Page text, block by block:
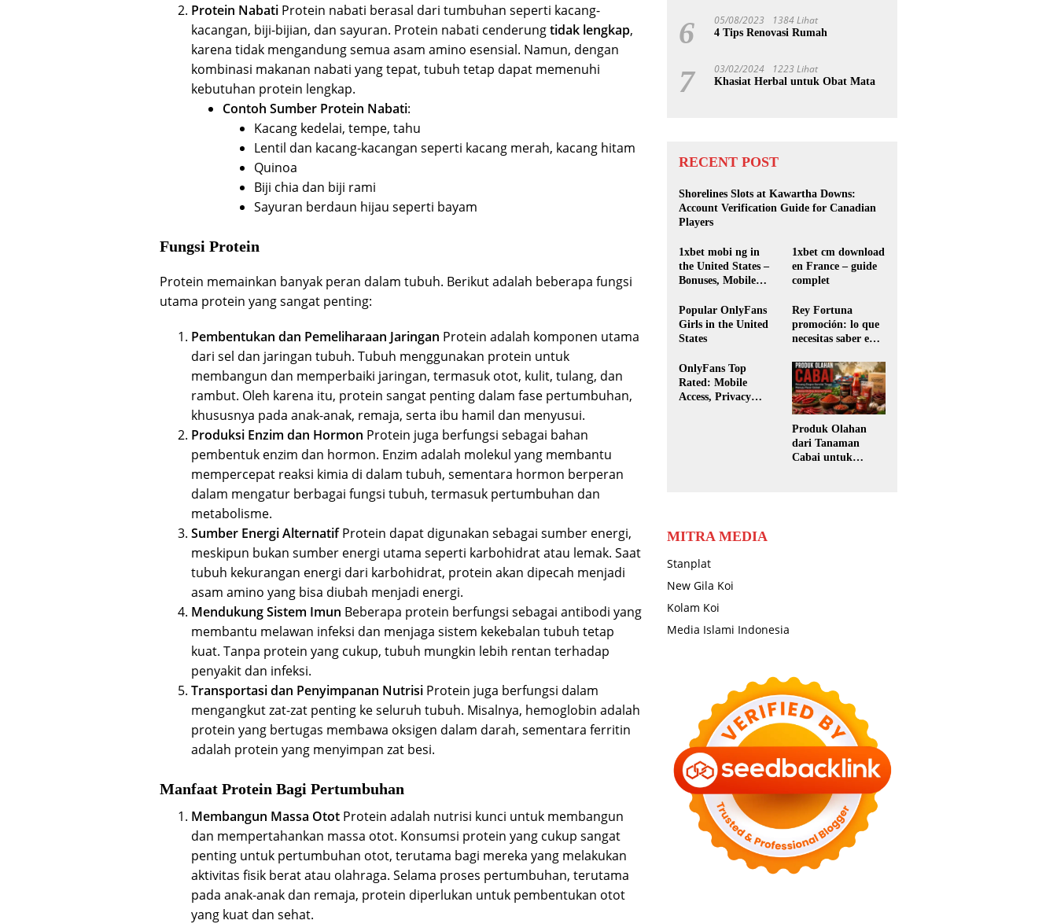
Protein Nabati Protein nabati berasal dari tumbuhan seperti kacang-
kacangan, biji-bijian, dan sayuran. Protein nabati cenderungtidak lengkap,
karena tidak mengandung semua asam amino esensial. Namun, dengan
kombinasi makanan nabati yang tepat, tubuh tetap dapat memenuhi
kebutuhan protein lengkap.
Contoh Sumber Protein Nabati:
Kacang kedelai, tempe, tahu
Lentil dan kacang-kacangan seperti kacang merah, kacang hitam
Quinoa
Biji chia dan biji rami
Sayuran berdaun hijau seperti bayam
Fungsi Protein
Protein memainkan banyak peran dalam tubuh. Berikut adalah beberapa fungsi
utama protein yang sangat penting:
Pembentukan dan Pemeliharaan Jaringan Protein adalah komponen utama
dari sel dan jaringan tubuh. Tubuh menggunakan protein untuk
membangun dan memperbaiki jaringan, termasuk otot, kulit, tulang, dan
rambut. Oleh karena itu, protein sangat penting dalam fase pertumbuhan,
khususnya pada anak-anak, remaja, serta ibu hamil dan menyusui.
Produksi Enzim dan Hormon Protein juga berfungsi sebagai bahan
pembentuk enzim dan hormon. Enzim adalah molekul yang membantu
mempercepat reaksi kimia di dalam tubuh, sementara hormon berperan
dalam mengatur berbagai fungsi tubuh, termasuk pertumbuhan dan
metabolisme.
Sumber Energi AlternatifProtein dapat digunakan sebagai sumber energi,
meskipun bukan sumber energi utama seperti karbohidrat atau lemak. Saat
tubuh kekurangan energi dari karbohidrat, protein akan dipecah menjadi
asam amino yang bisa diubah menjadi energi.
Mendukung Sistem Imun Beberapa protein berfungsi sebagai antibodi yang
membantu melawan infeksi dan menjaga sistem kekebalan tubuh tetap
kuat. Tanpa protein yang cukup, tubuh mungkin lebih rentan terhadap
penyakit dan infeksi.
Transportasi dan Penyimpanan Nutrisi Protein juga berfungsi dalam
mengangkut zat-zat penting ke seluruh tubuh. Misalnya, hemoglobin adalah
protein yang bertugas membawa oksigen dalam darah, sementara ferritin
adalah protein yang menyimpan zat besi.
Manfaat Protein Bagi Pertumbuhan
Membangun Massa Otot Protein adalah nutrisi kunci untuk membangun
dan mempertahankan massa otot. Konsumsi protein yang cukup sangat
penting untuk pertumbuhan otot, terutama bagi mereka yang melakukan
aktivitas fisik berat atau olahraga. Selama proses pertumbuhan, terutama
pada anak-anak dan remaja, protein diperlukan untuk pembentukan otot
yang kuat dan sehat.
6 05/08/2023 1384 Lihat
4 Tips Renovasi Rumah
7 03/02/2024 1223 Lihat
Khasiat Herbal untuk Obat Mata
RECENT POST
Shorelines Slots at Kawartha Downs:
Account Verification Guide for Canadian
Players
1xbet mobi ng in
the United States –
Bonuses, Mobile
Security Guide
1xbet cm download
en France – guide
complet
Popular OnlyFans
Girls in the United
States
Rey Fortuna
promoción: lo que
necesitas saber en
OnlyFans Top
Rated: Mobile
Access, Privacy
Produk Olahan
dari Tanaman
Cabai untuk
MITRA MEDIA
Stanplat
New Gila Koi
Kolam Koi
Media Islami Indonesia